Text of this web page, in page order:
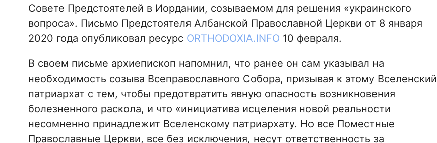
Совете Предстоятелей в Иордании, созываемом для решения «украинского
вопроса». Письмо Предстоятеля Албанской Православной Церкви от 8 января
2020 года опубликовал ресурс ORTHODOXIA.INFO 10 февраля.
В своем письме архиепископ напомнил, что ранее он сам указывал на
необходимость созыва Всеправославного Собора, призывая к этому Вселенский
патриархат с тем, чтобы предотвратить явную опасность возникновения
болезненного раскола, и что «инициатива исцеления новой реальности
несомненно принадлежит Вселенскому патриархату. Но все Поместные
Православные Церкви, все без исключения, несут ответственность за